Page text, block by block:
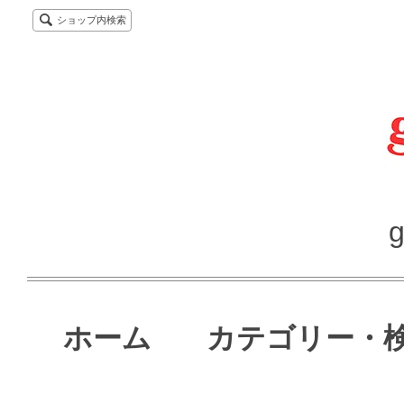
ショップ内検索
ホーム カテゴリー・